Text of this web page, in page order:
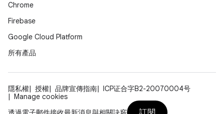
Chrome
Firebase
Google Cloud Platform
所有產品
隱私權 授權 品牌宣傳指南
ICP证合字B2-20070004号
Manage cookies